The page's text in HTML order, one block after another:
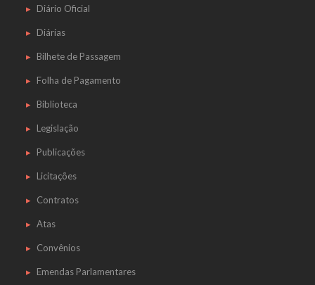
Diário Oficial
Diárias
Bilhete de Passagem
Folha de Pagamento
Biblioteca
Legislação
Publicações
Licitações
Contratos
Atas
Convênios
Emendas Parlamentares